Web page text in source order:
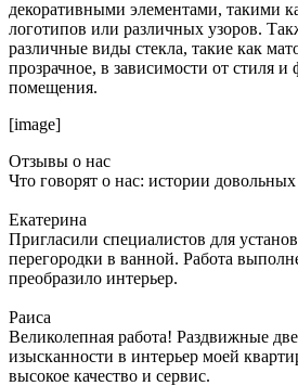
декоративными элементами, такими
логотипов или различных узоров.
различные виды стекла, такие как
прозрачное, в зависимости от стиля
помещения.
[image]
Отзывы о нас
Что говорят о нас: истории
Екатерина
Пригласили специалистов для
перегородки в ванной. Работа
преобразило интерьер.
Раиса
Великолепная работа! Раздвижные
изысканности в интерьер моей
высокое качество и сервис.